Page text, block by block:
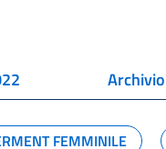
Archivio
FEMMINILE